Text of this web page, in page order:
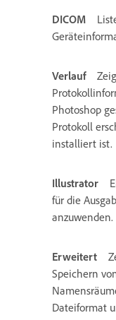
DICOM
Verlauf
Photoshop
Protokoll
installiert ist.
Illustrator
für die
anzuwenden.
Erweitert
Speichern
Dateiformat